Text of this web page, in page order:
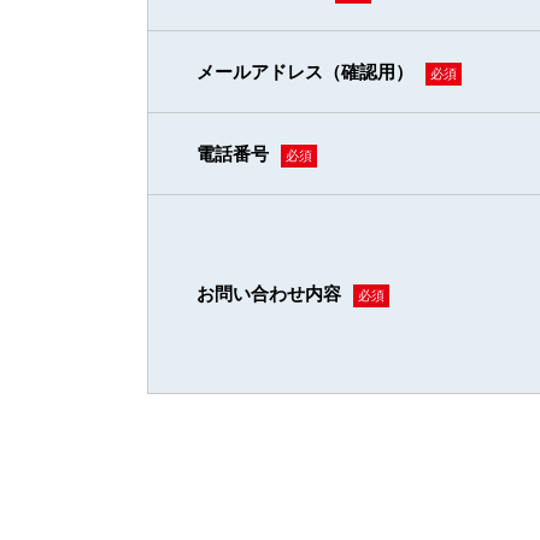
メールアドレス（確認用） 必須
電話番号 必須
お問い合わせ内容 必須